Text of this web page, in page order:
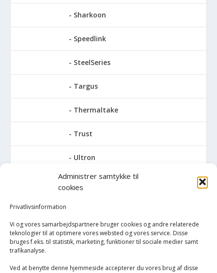
Administrer samtykke til
cookies
Privatlivsinformation
Vi og vores samarbejdspartnere bruger cookies og andre relaterede
teknologier til at optimere vores websted og vores service. Disse
bruges f.eks. til statistik, marketing, funktioner til sociale medier samt
trafikanalyse.
Ved at benytte denne hjemmeside accepterer du vores brug af disse
Sharkoon
Speedlink
SteelSeries
Targus
Thermaltake
Trust
Ultron
V7
Zalman